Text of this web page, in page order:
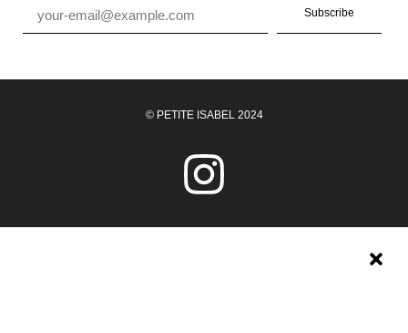
Subscribe
© PETITE ISABEL 2024